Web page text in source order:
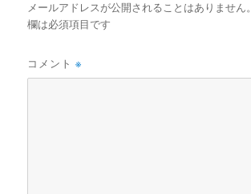
メールアドレスが公開されることはありません。
欄は必須項目です
コメント※